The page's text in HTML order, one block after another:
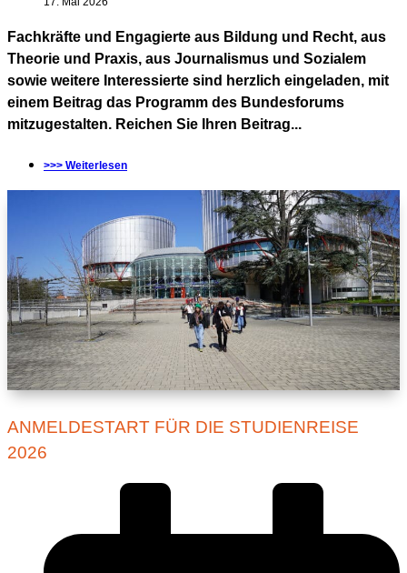
Fachkräfte und Engagierte aus Bildung und Recht, aus
Theorie und Praxis, aus Journalismus und Sozialem
sowie weitere Interessierte sind herzlich eingeladen, mit
einem Beitrag das Programm des Bundesforums
mitzugestalten. Reichen Sie Ihren Beitrag...
>>> Weiterlesen
ANMELDESTART FÜR DIE STUDIENREISE
2026